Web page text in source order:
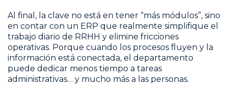
Al final, la clave no está en tener “más módulos”, sino
en contar con un ERP que realmente simplifique el
trabajo diario de RRHH y elimine fricciones
operativas. Porque cuando los procesos fluyen y la
información está conectada, el departamento
puede dedicar menos tiempo a tareas
administrativas… y mucho más a las personas.